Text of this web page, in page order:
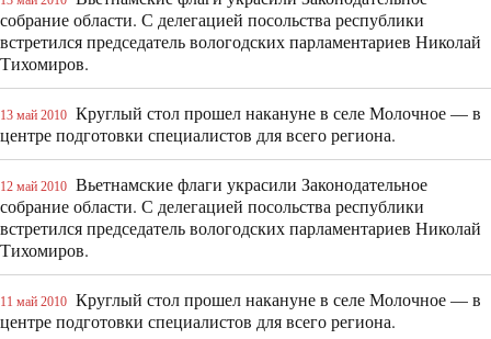
собрание области. С делегацией посольства республики
встретился председатель вологодских парламентариев Николай
Тихомиров.
13 май 2010 Круглый стол прошел накануне в селе Молочное — в
центре подготовки специалистов для всего региона.
12 май 2010 Вьетнамские флаги украсили Законодательное
собрание области. С делегацией посольства республики
встретился председатель вологодских парламентариев Николай
Тихомиров.
11 май 2010 Круглый стол прошел накануне в селе Молочное — в
центре подготовки специалистов для всего региона.